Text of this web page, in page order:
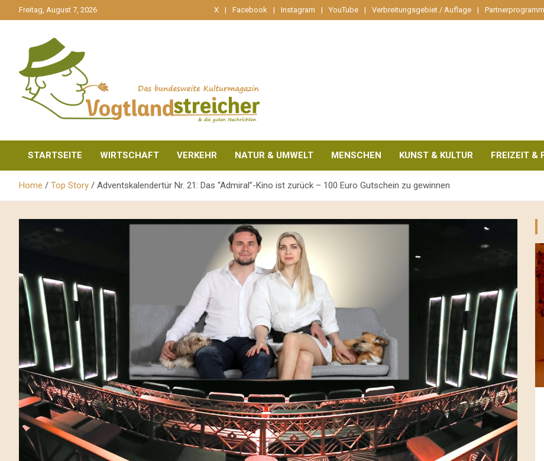
zum
Freitag, August 7, 2026 X Facebook Instagram YouTube Verbreitungsgebiet / Auflage Partnerprogramm
Vogtlandstreicher
STARTSEITE WIRTSCHAFT VERKEHR NATUR & UMWELT MENSCHEN KUNST & KULTUR FREIZEIT &
Home Top Story Adventskalendertür Nr. 21: Das “Admiral”-Kino ist zurück – 100 Euro Gutschein zu gewinnen